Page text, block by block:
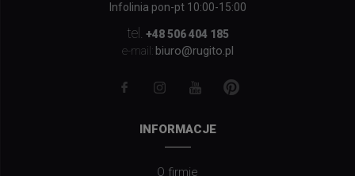
Infolinia pon-pt 10:00-15:00
tel.
+48 506 404 185
e-mail: biuro@rugito.pl
INFORMACJE
O firmie